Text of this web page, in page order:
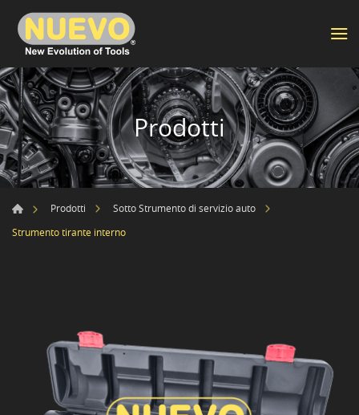
Prodotti
Prodotti
Sotto Strumento di servizio auto
Strumento tirante interno